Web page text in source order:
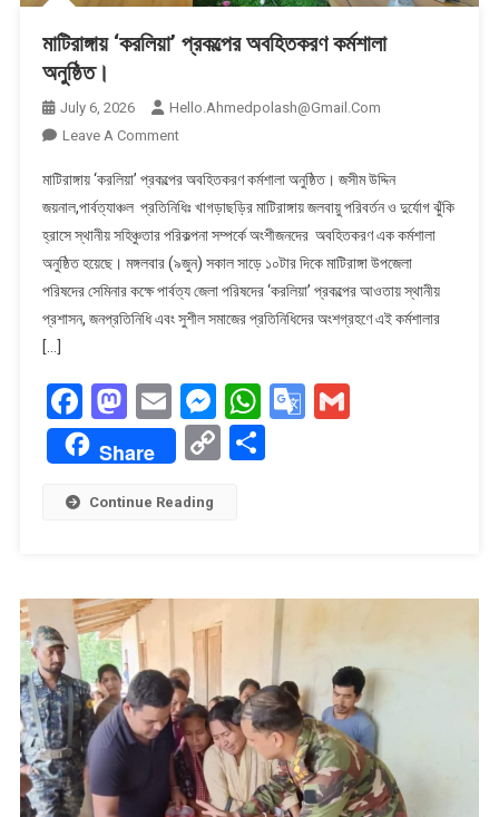
মাটিরাঙ্গায় ‘করলিয়া’ প্রকল্পের অবহিতকরণ কর্মশালা
অনুষ্ঠিত।
July 6, 2026
Hello.ahmedpolash@gmail.com
Leave A CommentOn
‘করলিয়া’
প্রকল্পের
অবহিতকরণ
কর্মশালা
অনুষ্ঠিত।
মাটিরাঙ্গায় ‘করলিয়া’ প্রকল্পের অবহিতকরণ কর্মশালা অনুষ্ঠিত। ​জসীম উদ্দিন
জয়নাল,পার্বত্যাঞ্চল প্রতিনিধিঃ খাগড়াছড়ির মাটিরাঙ্গায় জলবায়ু পরিবর্তন ও দুর্যোগ ঝুঁকি
হ্রাসে স্থানীয় সহিঞ্চুতার পরিকল্পনা সম্পর্কে অংশীজনদের অবহিতকরণ এক কর্মশালা
অনুষ্ঠিত হয়েছে। মঙ্গলবার (৯জুন) সকাল সাড়ে ১০টার দিকে মাটিরাঙ্গা উপজেলা
পরিষদের সেমিনার কক্ষে পার্বত্য জেলা পরিষদের ‘করলিয়া’ প্রকল্পের আওতায় স্থানীয়
প্রশাসন, জনপ্রতিনিধি এবং সুশীল সমাজের প্রতিনিধিদের অংশগ্রহণে এই কর্মশালার
[…]
Facebook
Mastodon
EmailMessenger
WhatsApp
Google
Gmail
Share
CopyShare
Continue Reading